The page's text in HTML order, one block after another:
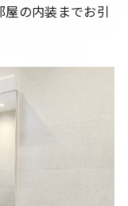
の内装までお引